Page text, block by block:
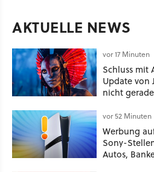
AKTUELLE NEWS
vor 17 Minuten
Schluss mit
Update von
nicht
vor 52 Minuten
Werbung
Sony-
Autos,